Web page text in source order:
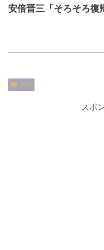
安倍晋三「そろそろ復
政治
スポ